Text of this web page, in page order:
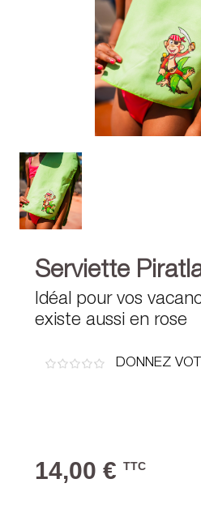
Serviette
Idéal pour vos
existe aussi en rose
DONNEZ
14,00 € TTC